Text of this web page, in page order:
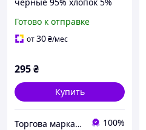
гульфиком | Наталюкс 41-
1703
Готово к отправке
от30₴/мес
295₴
Купить
Торгова марка "Наталюкс" 100%